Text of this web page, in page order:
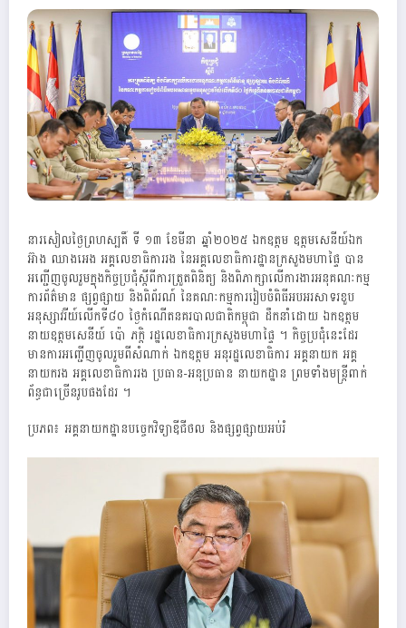
នារសៀលថ្ងៃព្រហស្បតិ៍ ទី ១៣ ខែមីនា ឆ្នាំ២០២៥ ឯកឧត្តម ឧត្តមសេនីយ៍ឯក
អ៊ាង ឈាងអេង អគ្គលេខាធិការរង នៃអគ្គលេខាធិការដ្ឋានក្រសួងមហាផ្ទៃ បាន
អញ្ជើញចូលរួមក្នុងកិច្ចប្រជុំស្តីពីការត្រួតពិនិត្យ និងពិភាក្សាលើការងារអនុគណៈកម្ម
ការព័ត៌មាន ផ្សព្វផ្សាយ និងពិព័រណ៍ នៃគណៈកម្មការរៀបចំពិធីអបអរសាទរខួប
អនុស្សាវរីយ៍លើកទី៨០ ថ្ងៃកំណើតនគរបាលជាតិកម្ពុជា ដឹកនាំដោយ ឯកឧត្តម
នាយឧត្តមសេនីយ៍ ប៉ោ ភក្តិ រដ្ឋលេខាធិការក្រសួងមហាផ្ទៃ ។ កិច្ចប្រជុំនេះដែរ
មានការអញ្ជើញចូលរួមពីសំណាក់ ឯកឧត្តម អនុរដ្ឋលេខាធិការ អគ្គនាយក អគ្គ
នាយករង អគ្គលេខាធិការរង ប្រធាន-អនុប្រធាន នាយកដ្ឋាន ព្រមទាំងមន្ត្រីពាក់
ព័ន្ធជាច្រើនរូបផងដែរ ។
ប្រភព៖ អគ្គនាយកដ្ឋានបច្ចេកវិទ្យាឌីជីថល និងផ្សព្វផ្សាយអប់រំ